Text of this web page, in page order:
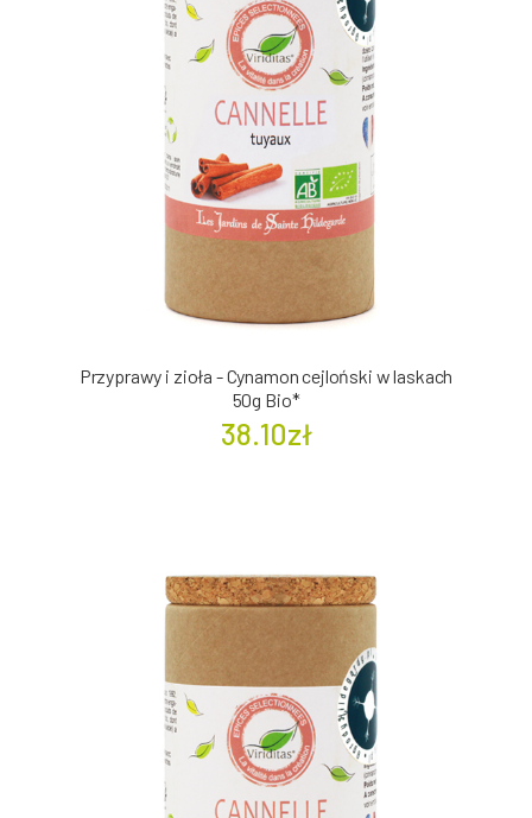
Przyprawy i zioła - Cynamon cejloński w laskach
50g Bio*
38.10zł